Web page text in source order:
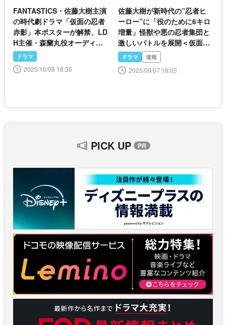
FANTASTICS・佐藤大樹主演
の時代劇ドラマ「仮面の忍者
赤影」本ポスターが解禁、LD
H主催・森蘭丸役オーディシ
ョンも放送開始
ドラマ
2025/10/08 18:36
佐藤大樹が新時代の”忍者ヒ
ーロー”に「役のために6キロ
増量」怪獣や悪の忍者集団と
激しいバトルを展開＜仮面の
忍者 赤影＞
ドラマ 速報
2025/09/07 18:05
PICK UP